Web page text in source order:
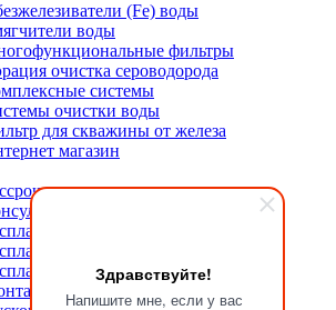
Здравствуйте!
Напишите мне, если у вас
(Fe) воды
воды
фильтры
очистка сероводорода
системы
очистки воды
для скважины от железа
магазин
эксперта
анализ воды
выезд на объект
доставка
работы